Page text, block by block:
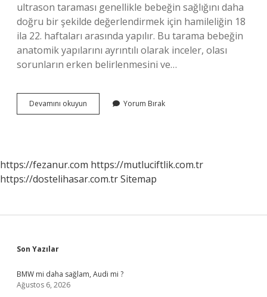
ultrason taraması genellikle bebeğin sağlığını daha
doğru bir şekilde değerlendirmek için hamileliğin 18
ila 22. haftaları arasında yapılır. Bu tarama bebeğin
anatomik yapılarını ayrıntılı olarak inceler, olası
sorunların erken belirlenmesini ve…
Devamını okuyun Gebelikte
Ayrıntılı
Yorum Bırak
https://fezanur.com https://mutluciftlik.com.tr
https://dostelihasar.com.trSitemap
Sidebar
Son Yazılar
BMW mi daha sağlam, Audi mi ?
Ağustos 6, 2026